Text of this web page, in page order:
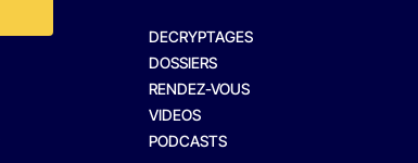
DECRYPTAGES
DOSSIERS
RENDEZ-VOUS
VIDEOS
PODCASTS